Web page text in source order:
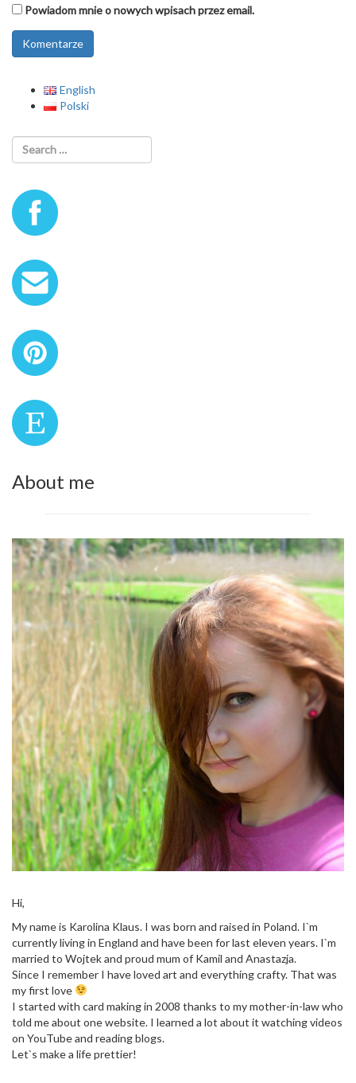
Powiadom mnie o nowych wpisach przez email.
English
Polski
About me
Hi,
My name is Karolina Klaus. I was born and raised in Poland. I`m
currently living in England and have been for last eleven years. I`m
married to Wojtek and proud mum of Kamil and Anastazja.
Since I remember I have loved art and everything crafty. That was
my first love
I started with card making in 2008 thanks to my mother-in-law who
told me about one website. I learned a lot about it watching videos
on YouTube and reading blogs.
Let`s make a life prettier!